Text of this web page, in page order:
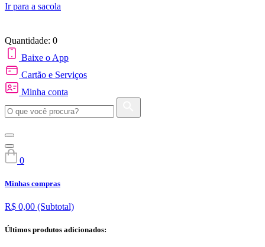
Ir para a sacola
Quantidade: 0
Baixe o App
Cartão e Serviços
Minha conta
0
Minhas compras
R$ 0,00 (Subtotal)
Últimos produtos adicionados: